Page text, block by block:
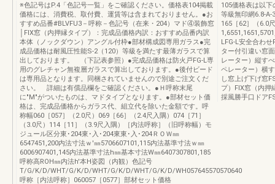
※色記号はP.4「色記号一覧」をご確認ください。価格表104掲載
価格には、消費税、取付費、運賃等は含まれておりません。●お
すすめ品番#BLVFU3－呼称－色記号（在来・204）マド④装飾窓
│FIX窓（内押縁タイプ）：完成品価格内訳：おすすめ品番内訳
本体（ノックダウン）アングル付枠●部材構成図専用ガラス●完
成品価格は耐風圧性能S-2（120）等級を満たす最薄ガラスで算
出しております。 （下記表参照）●完成品価格は防火戸FG-L専
用のグレチャン無複層ガラスで算出しております。●後付ビード
は専用品となります。同梱されていませんので別途ご注文くだ
さい。 詳細は有償品欄をご確認ください。●Ｈ呼称末尾
に"M"がついたものは、マドタイプとなります。●部材セット価
格は、完成品価格からガラス代、組立代を除いた金額です。呼
称幅060［057］（2.0尺）069［66］（2.4尺入隅）074［71］
（3.0尺）114［11］（3.9尺入隅）［内法呼称］（旧呼称幅）モ
ジュール区分東･204東･入･204東東･入･204ＲＯＷ㎜
6547451,200内法寸法ｗ'㎜5706607101,115内法基準寸法ｗ㎜
6006907401,145内法基準寸法h㎜基本寸法W㎜6407307801,185
呼称高ROH㎜内法h'本H姿図（内観）色記号
T/G/K/D/WHT/G/K/D/WHT/G/K/D/WHT/G/K/D/WH057645570570640
呼称［内法呼称］060057［0577］部材セット価格
105価格表は以
等級無印網6.8-A-
165［62］（6.0
LFG-L安全合わ
ター付引違い窓
レーター）縦す
ペレーター）横
し窓上げ下げ窓
プ）FIX窓（内押
採風勝手口ドア